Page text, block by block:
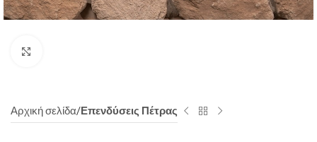
Αρχική σελίδα Επενδύσεις Πέτρας